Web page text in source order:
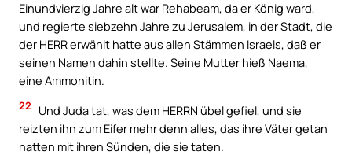
Einundvierzig Jahre alt war Rehabeam, da er König ward,
und regierte siebzehn Jahre zu Jerusalem, in der Stadt, die
der HERR erwählt hatte aus allen Stämmen Israels, daß er
seinen Namen dahin stellte. Seine Mutter hieß Naema,
eine Ammonitin.
22
Und Juda tat, was dem HERRN übel gefiel, und sie
reizten ihn zum Eifer mehr denn alles, das ihre Väter getan
hatten mit ihren Sünden, die sie taten.